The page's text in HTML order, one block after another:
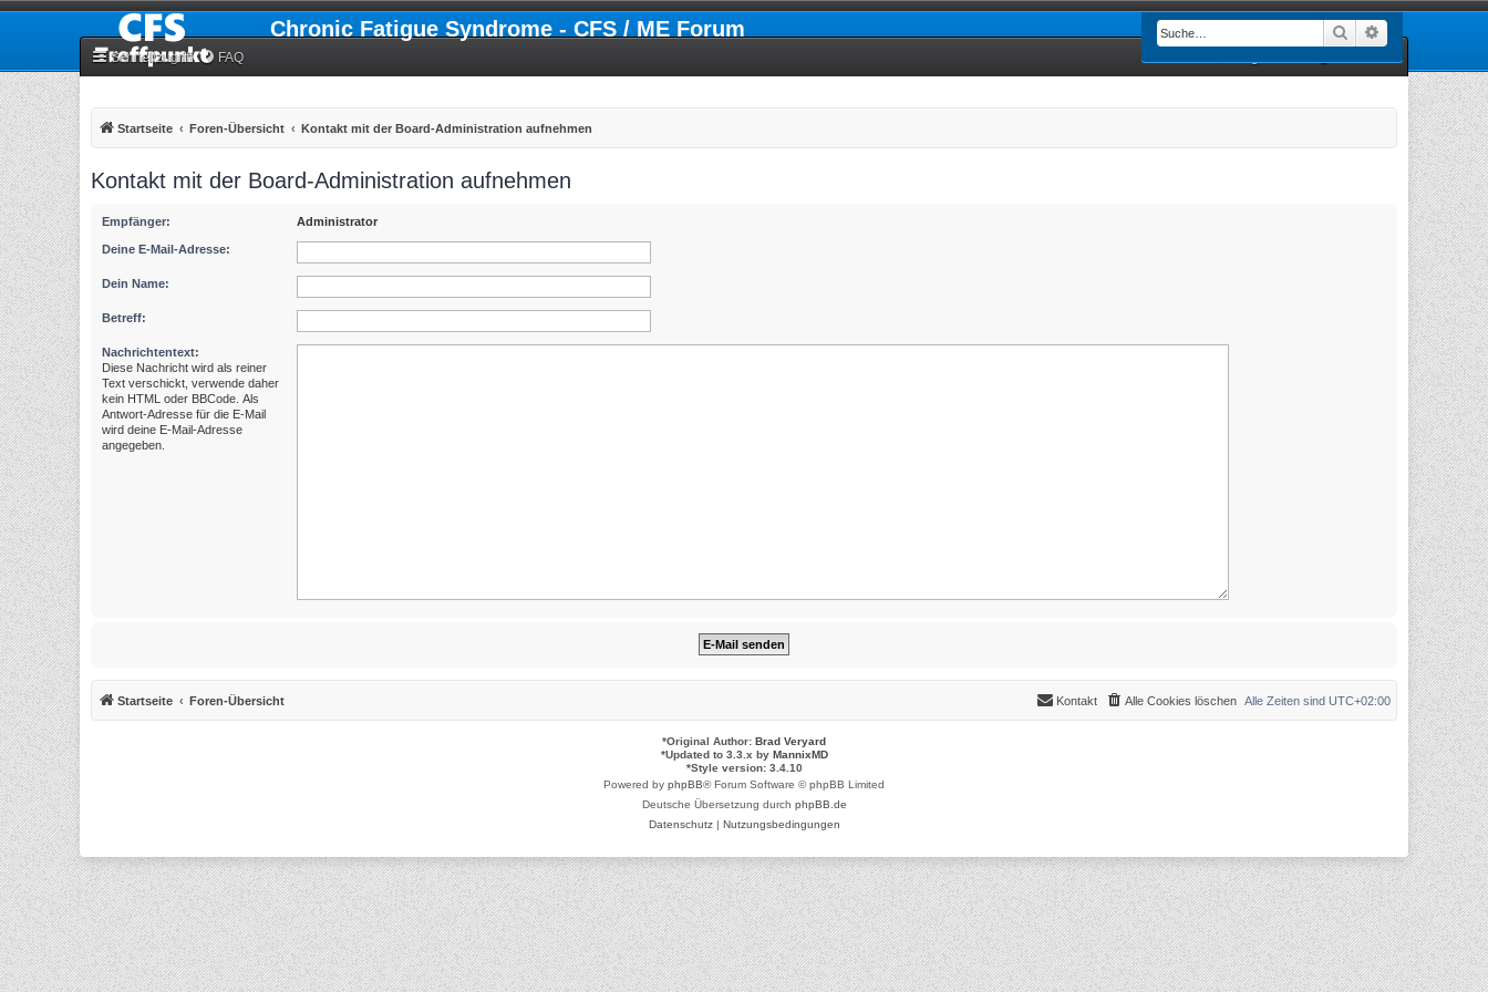
Chronic Fatigue Syndrome - CFS / ME Forum Suche
Schnellzugriff FAQ
Startseite Foren-Übersicht Kontakt mit der Board-Administration aufnehmen
Kontakt mit der Board-Administration aufnehmen
Empfänger: Administrator
Deine E-Mail-Adresse:
Dein Name:
Betreff:
Nachrichtentext:
Diese Nachricht wird als reiner
Text verschickt, verwende daher
kein HTML oder BBCode. Als
Antwort-Adresse für die E-Mail
wird deine E-Mail-Adresse
angegeben.
Startseite Foren-Übersicht Alle Zeiten sind UTC+02:00
Alle Cookies löschen
Kontakt
*Original Author: Brad Veryard
*Updated to 3.3.x by MannixMD
*Style version: 3.4.10
Powered by phpBB® Forum Software © phpBB Limited
Deutsche Übersetzung durch phpBB.de
Datenschutz| Nutzungsbedingungen